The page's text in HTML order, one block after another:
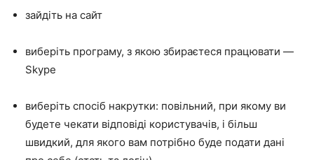
зайдіть на сайт
виберіть програму, з якою збираєтеся працювати —
Skype
виберіть спосіб накрутки: повільний, при якому ви
будете чекати відповіді користувачів, і більш
швидкий, для якого вам потрібно буде подати дані